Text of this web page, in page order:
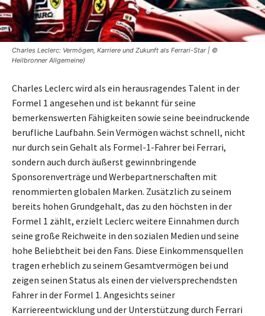
Charles Leclerc: Vermögen, Karriere und Zukunft als Ferrari-Star | ©
Heilbronner Allgemeine)
Charles Leclerc wird als ein herausragendes Talent in der
Formel 1 angesehen und ist bekannt für seine
bemerkenswerten Fähigkeiten sowie seine beeindruckende
berufliche Laufbahn. Sein Vermögen wächst schnell, nicht
nur durch sein Gehalt als Formel-1-Fahrer bei Ferrari,
sondern auch durch äußerst gewinnbringende
Sponsorenverträge und Werbepartnerschaften mit
renommierten globalen Marken. Zusätzlich zu seinem
bereits hohen Grundgehalt, das zu den höchsten in der
Formel 1 zählt, erzielt Leclerc weitere Einnahmen durch
seine große Reichweite in den sozialen Medien und seine
hohe Beliebtheit bei den Fans. Diese Einkommensquellen
tragen erheblich zu seinem Gesamtvermögen bei und
zeigen seinen Status als einen der vielversprechendsten
Fahrer in der Formel 1. Angesichts seiner
Karriereentwicklung und der Unterstützung durch Ferrari